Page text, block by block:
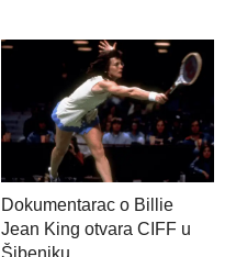
Dokumentarac o Billie
Jean King otvara CIFF u
Šibeniku